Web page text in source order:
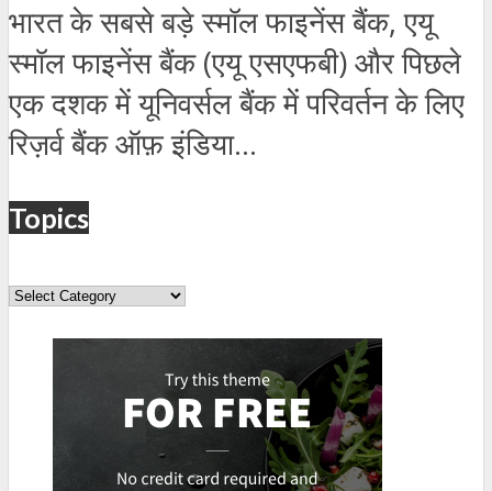
भारत के सबसे बड़े स्मॉल फाइनेंस बैंक, एयू
स्मॉल फाइनेंस बैंक (एयू एसएफबी) और पिछले
एक दशक में यूनिवर्सल बैंक में परिवर्तन के लिए
रिज़र्व बैंक ऑफ़ इंडिया...
Topics
Topics